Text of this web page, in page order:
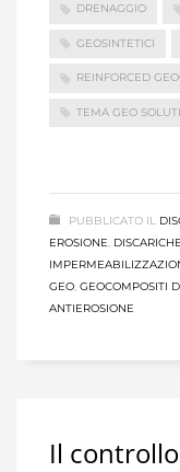
DRENAGGIO
GEOSINTETICI
REINFORCED
TEMA GEO
PUBBLICATO IL
EROSIONE,
GEO, GEOCOMPOSITI
ANTIEROSIONE
Il